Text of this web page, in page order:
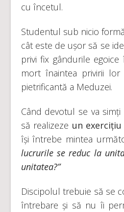
cu încetul.
Studentul sub nicio
cât este de ușor să se
privi fix gândurile
mort înaintea privirii lor
pietrificantă a Meduzei.
Când devotul se va
să realizeze un
își întrebe mintea
lucrurile se reduc la
unitatea?”
Discipolul trebuie să se
întrebare și să nu îi